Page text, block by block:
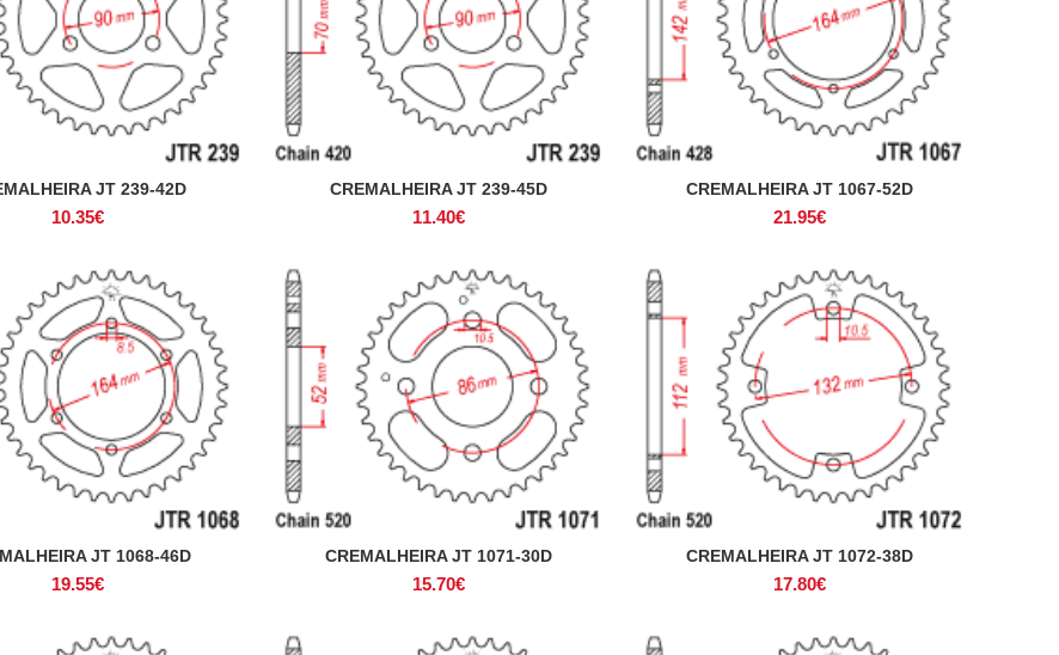
ADICIONARJT 239-42D
10.35€
ADICIONAR
CREMALHEIRA JT 239-45D
11.40€
ADICIONAR
CREMALHEIRA JT 1067-52D
21.95€
ADICIONARJT 1068-46D
19.55€
ADICIONAR
CREMALHEIRA JT 1071-30D
15.70€
ADICIONAR
CREMALHEIRA JT 1072-38D
17.80€